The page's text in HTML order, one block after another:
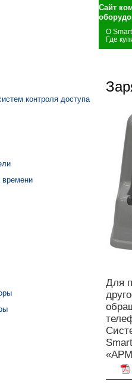
Сайт
О
Где
контроля доступа
времени
Для